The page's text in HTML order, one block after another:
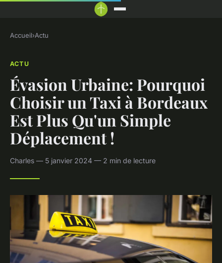
Accueil›Actu
ACTU
Évasion Urbaine: Pourquoi
Choisir un Taxi à Bordeaux
Est Plus Qu'un Simple
Déplacement !
Charles — 5 janvier 2024 — 2 min de lecture